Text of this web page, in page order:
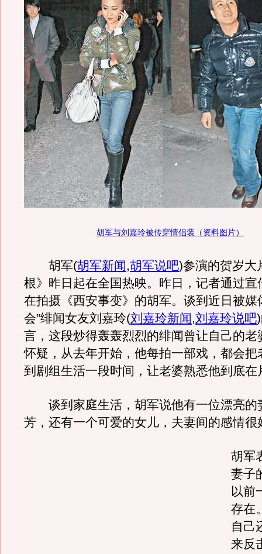
胡军与刘嘉玲被传穿情侣装（资料图片）
胡军(胡军新闻,胡军说吧)参演的贺岁大
根》昨日起在全国热映。昨日，记者通过宣
在拍摄《西安事变》的胡军。谈到近日被媒
会”绯闻女友刘嘉玲(刘嘉玲新闻,刘嘉玲说吧)
言，这段炒得轰轰烈烈的绯闻曾让自己的老
怀疑，从去年开始，他每拍一部戏，都会把
到剧组生活一段时间，让老婆熟悉他到底在
谈到家庭生活，胡军说他有一位漂亮的
芳，还有一个可爱的女儿，夫妻间的感情很
胡军
妻子
以前
存在
自己
来反